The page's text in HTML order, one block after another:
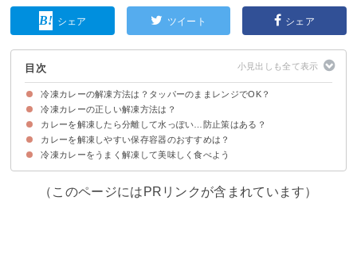
シェア ツイート シェア
目次
冷凍カレーの解凍方法は？タッパーのままレンジでOK？
デメリット①解凍にムラが出来やすい
デメリット②タッパーが溶けることがある
レンジでゆっくり半解凍させて鍋に移して温めるのがおすすめ
冷凍カレーの正しい解凍方法は？
①冷蔵庫で自然解凍する
②湯煎で解凍する
③流水解凍する
④鍋を使って解凍する
カレーを解凍したら分離して水っぽい…防止策はある？
①カレーの冷凍時に水分が多い具材を取り除く
②急速冷凍する
カレーを解凍しやすい保存容器のおすすめは？
①ガラス製の耐熱容器
②フリーザーバッグ
③タッパー
冷凍カレーをうまく解凍して美味しく食べよう
（このページにはPRリンクが含まれています）